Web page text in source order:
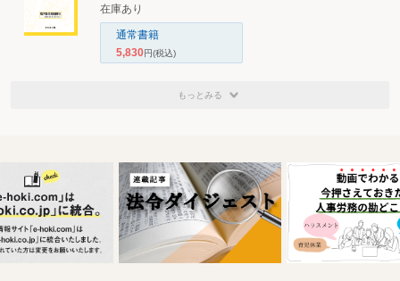
在庫あり
通常書籍
5,830円(税込)
もっとみる